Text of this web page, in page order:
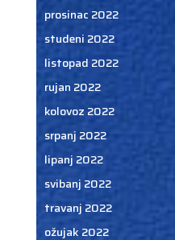
prosinac 2022
studeni 2022
listopad 2022
rujan 2022
kolovoz 2022
srpanj 2022
lipanj 2022
svibanj 2022
travanj 2022
ožujak 2022